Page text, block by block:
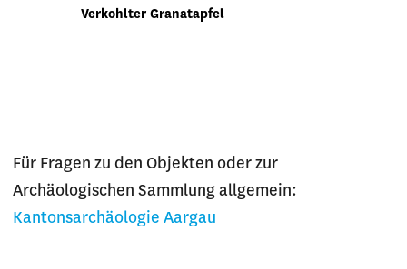
Verkohlter Granatapfel
Für Fragen zu den Objekten oder zur
Archäologischen Sammlung allgemein:
Kantonsarchäologie Aargau